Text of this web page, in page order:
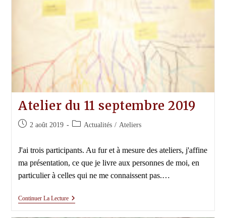
Atelier du 11 septembre 2019
Publication
2 août 2019
Post Actualités / Ateliers
J'ai trois participants. Au fur et à mesure des ateliers, j'affine
ma présentation, ce que je livre aux personnes de moi, en
particulier à celles qui ne me connaissent pas.…
Continuer La LectureAtelier